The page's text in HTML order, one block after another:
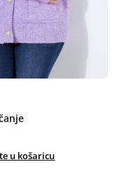
u košaricu